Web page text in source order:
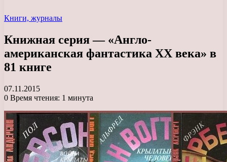
Книги, журналы
Книжная серия — «Англо-
американская фантастика XX века» в
81 книге
07.11.2015
0 Время чтения: 1 минута